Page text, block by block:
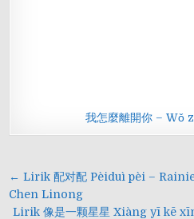
我怎麼離開你 – Wǒ
Navigasi
pos
← Lirik 配对配 Pèiduì pèi – Rainie
Chen Linong
Lirik 像是一颗星星 Xiàng yī kē